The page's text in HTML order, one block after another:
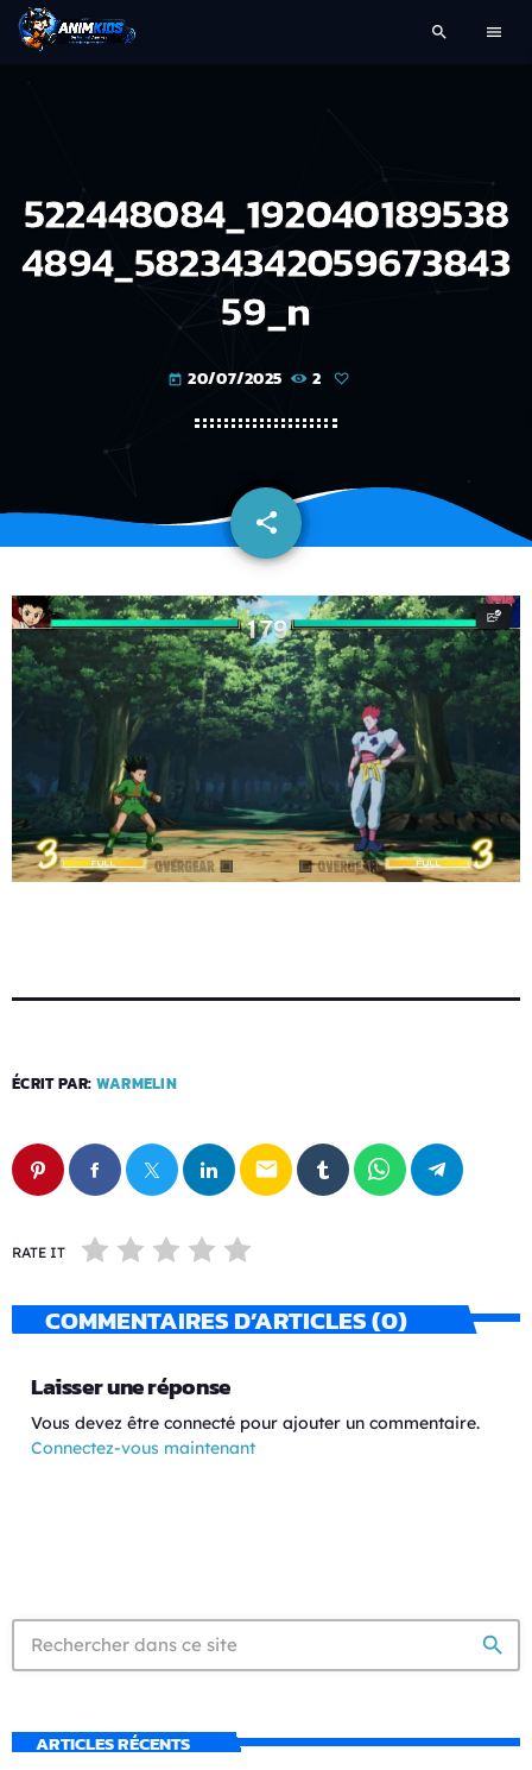
search menu
522448084_192040189538
4894_58234342059673843
59_n
today 20/07/2025 2
share
email
ÉCRIT PAR: WARMELIN
email
RATE IT
COMMENTAIRES D’ARTICLES (0)
Laisser une réponse
Vous devez être connecté pour ajouter un commentaire.
Connectez-vous maintenant
search
ARTICLES RÉCENTS